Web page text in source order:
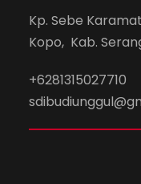
Kp. Sebe
Kopo, Kab.
+6281315027710